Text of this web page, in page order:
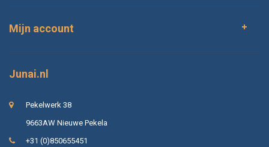
Mijn account
Junai.nl
Pekelwerk 38
9663AW Nieuwe Pekela
+31 (0)850655451